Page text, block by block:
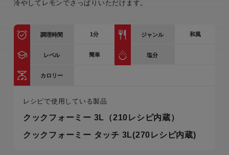
冷やしてレモンでさっぱりいただけます。
調理時間 1分 ジャンル 和風
レベル 簡単 塩分
カロリー
レシピで使用している製品
クックフォーミー 3L（210レシピ内蔵）
クックフォーミー タッチ 3L(270レシピ内蔵)